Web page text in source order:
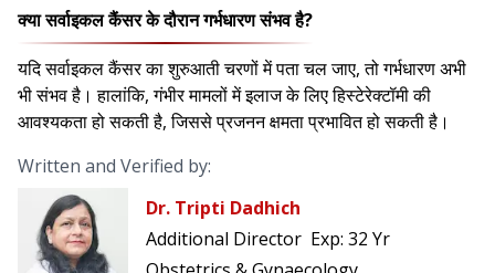
क्या सर्वाइकल कैंसर के दौरान गर्भधारण संभव है?
यदि सर्वाइकल कैंसर का शुरुआती चरणों में पता चल जाए, तो गर्भधारण अभी
भी संभव है। हालांकि, गंभीर मामलों में इलाज के लिए हिस्टेरेक्टॉमी की
आवश्यकता हो सकती है, जिससे प्रजनन क्षमता प्रभावित हो सकती है।
Written and Verified by:
Dr. Tripti Dadhich
Additional Director Exp: 32 Yr